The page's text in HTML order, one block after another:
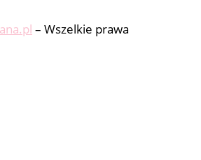
– Wszelkie prawa